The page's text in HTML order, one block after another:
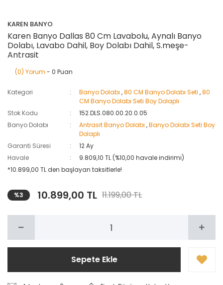
KAREN BANYO
Karen Banyo Dallas 80 Cm Lavabolu, Aynalı Banyo
Dolabı, Lavabo Dahil, Boy Dolabı Dahil, S.meşe-
Antrasit
(0) Yorum - 0 Puan
Kategori Banyo Dolabı ,80 CM Banyo Dolabı Seti ,80
CM Banyo Dolabı Seti Boy Dolaplı
Stok Kodu
152.DLS.080.00.20.0.05
Banyo Dolabı
Antrasit Banyo Dolabı,Banyo Dolabı Seti Boy
Dolaplı
Garanti Süresi
12 Ay
Havale
9.809,10 TL (%10,00 havale indirimi)
*10.899,00 TL den başlayan taksitlerle!
%3 10.899,00 TL 11.199,00 TL
Sepete Ekle